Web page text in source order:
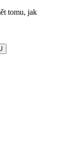
tomu, jak